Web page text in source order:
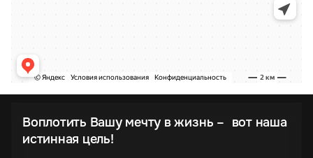
Воплотить Вашу мечту в жизнь – вот наша
истинная цель!